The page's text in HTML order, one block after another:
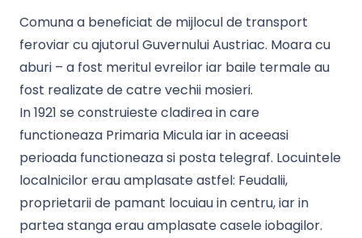
Comuna a beneficiat de mijlocul de transport
feroviar cu ajutorul Guvernului Austriac. Moara cu
aburi – a fost meritul evreilor iar baile termale au
fost realizate de catre vechii mosieri.
In 1921 se construieste cladirea in care
functioneaza Primaria Micula iar in aceeasi
perioada functioneaza si posta telegraf. Locuintele
localnicilor erau amplasate astfel: Feudalii,
proprietarii de pamant locuiau in centru, iar in
partea stanga erau amplasate casele iobagilor.